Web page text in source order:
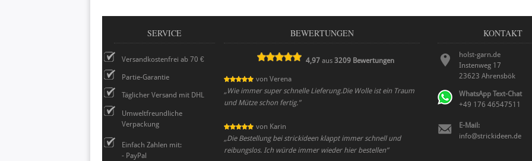
SERVICE
Versandkostenfrei ab 70 €
Partie-Garantie
Täglicher Versand mit DHL
Umweltfreundliche
Verpackung
Einfach Zahlen mit:
- PayPal
BEWERTUNGEN
4,97 aus3209 Bewertungen
von Verena
„Wie immer super schnelle Lieferung.Die Wolle ist ein Traum
und Mütze schon fertig.”
von Karin
„Die Bestellung bei strickideen klappt immer schnell und
reibungslos. Ich würde immer wieder hier bestellen”
KONTAKT
holst-garn.de
Instenweg 17
23623 Ahrensbök
WhatsApp Text-Chat
+49 176 46547511
E-Mail:
info@strickideen.de